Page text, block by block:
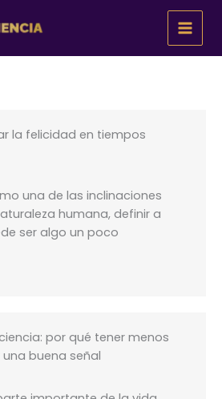
la felicidad en tiempos
una de las inclinaciones
humana, definir a
ser algo un poco
por qué tener menos
buena señal